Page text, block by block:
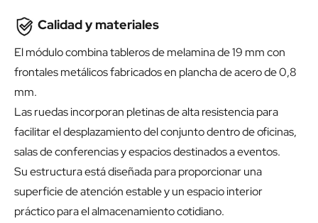
Calidad y materiales
El módulo combina tableros de melamina de 19 mm con
frontales metálicos fabricados en plancha de acero de 0,8
mm.
Las ruedas incorporan pletinas de alta resistencia para
facilitar el desplazamiento del conjunto dentro de oficinas,
salas de conferencias y espacios destinados a eventos.
Su estructura está diseñada para proporcionar una
superficie de atención estable y un espacio interior
práctico para el almacenamiento cotidiano.